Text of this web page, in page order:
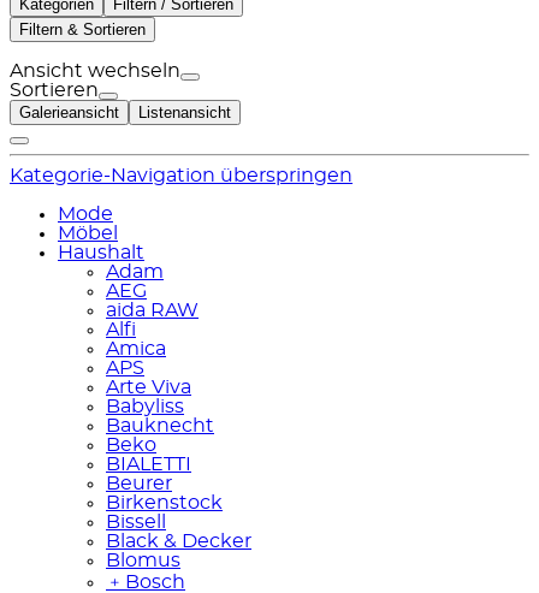
Kategorien
Filtern / Sortieren
Filtern & Sortieren
Ansicht wechseln
Sortieren
Galerieansicht Listenansicht
Kategorie-Navigation überspringen
Mode
Möbel
Haushalt
Adam
AEG
aida RAW
Alfi
Amica
APS
Arte Viva
Babyliss
Bauknecht
Beko
BIALETTI
Beurer
Birkenstock
Bissell
Black & Decker
Blomus
﹢ Bosch